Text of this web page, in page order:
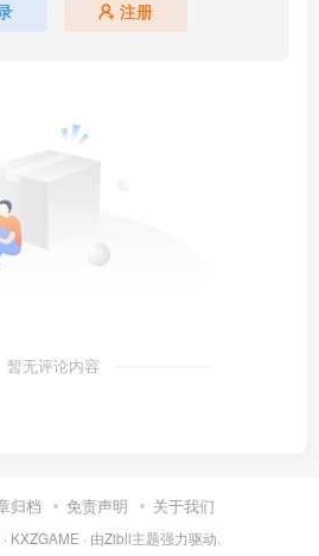
注册
暂无评论内容
归档 免责声明 关于我们
KXZGAME · 由Zibll主题强力驱动.